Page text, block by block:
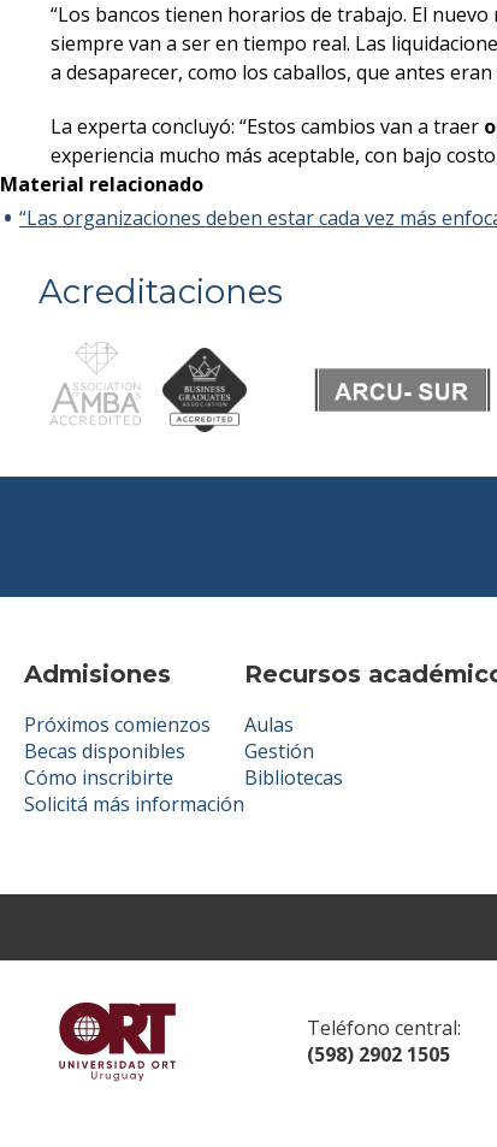
“Los bancos tienen horarios de trabajo. El
siempre van a ser en tiempo real. Las
a desaparecer, como los caballos, que antes
La experta concluyó: “Estos cambios van a traer
experiencia mucho más aceptable, con bajo
Material relacionado
“Las organizaciones deben estar cada vez más
Acreditaciones
Admisiones
Próximos comienzos
Becas disponibles
Cómo inscribirte
Solicitá más información
Recursos
Aulas
Gestión
Bibliotecas
Teléfono central:
(598) 2902 1505